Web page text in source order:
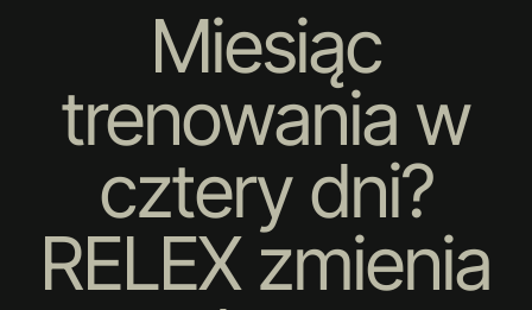
Miesiąc
trenowania w
cztery dni?
RELEX zmienia